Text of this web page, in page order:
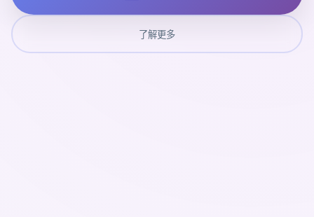
了解更多